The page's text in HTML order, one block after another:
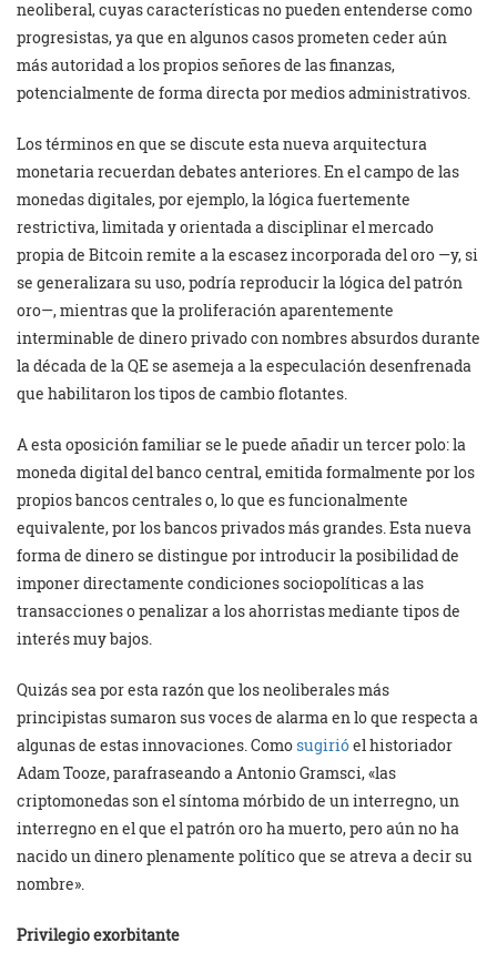
neoliberal, cuyas características no pueden entenderse como
progresistas, ya que en algunos casos prometen ceder aún
más autoridad a los propios señores de las finanzas,
potencialmente de forma directa por medios administrativos.
Los términos en que se discute esta nueva arquitectura
monetaria recuerdan debates anteriores. En el campo de las
monedas digitales, por ejemplo, la lógica fuertemente
restrictiva, limitada y orientada a disciplinar el mercado
propia de Bitcoin remite a la escasez incorporada del oro —y, si
se generalizara su uso, podría reproducir la lógica del patrón
oro—, mientras que la proliferación aparentemente
interminable de dinero privado con nombres absurdos durante
la década de la QE se asemeja a la especulación desenfrenada
que habilitaron los tipos de cambio flotantes.
A esta oposición familiar se le puede añadir un tercer polo: la
moneda digital del banco central, emitida formalmente por los
propios bancos centrales o, lo que es funcionalmente
equivalente, por los bancos privados más grandes. Esta nueva
forma de dinero se distingue por introducir la posibilidad de
imponer directamente condiciones sociopolíticas a las
transacciones o penalizar a los ahorristas mediante tipos de
interés muy bajos.
Quizás sea por esta razón que los neoliberales más
principistas sumaron sus voces de alarma en lo que respecta a
algunas de estas innovaciones. Comosugirióel historiador
Adam Tooze, parafraseando a Antonio Gramsci, «las
criptomonedas son el síntoma mórbido de un interregno, un
interregno en el que el patrón oro ha muerto, pero aún no ha
nacido un dinero plenamente político que se atreva a decir su
nombre».
Privilegio exorbitante